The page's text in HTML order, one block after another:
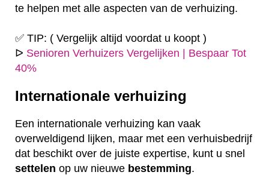
te helpen met alle aspecten van de verhuizing.
✅ TIP: ( Vergelijk altijd voordat u koopt )
ᐅ Senioren Verhuizers Vergelijken | Bespaar Tot
40%
Internationale verhuizing
Een internationale verhuizing kan vaak
overweldigend lijken, maar met een verhuisbedrijf
dat beschikt over de juiste expertise, kunt u snel
settelen op uw nieuwe bestemming.